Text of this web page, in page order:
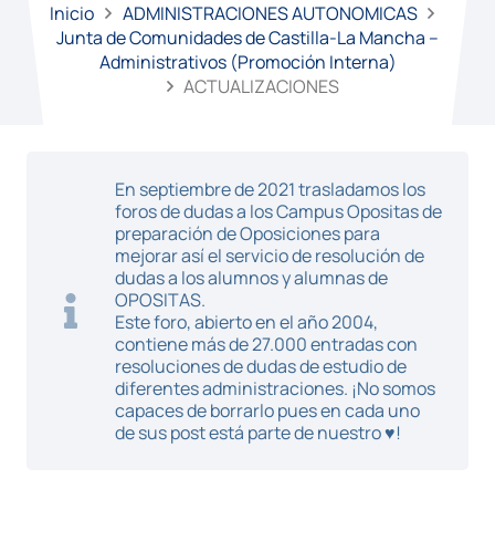
Inicio
ADMINISTRACIONES AUTONOMICAS
Junta de Comunidades de Castilla-La Mancha –
Administrativos (Promoción Interna)
ACTUALIZACIONES
En septiembre de 2021 trasladamos los
foros de dudas a los Campus Opositas de
preparación de Oposiciones para
mejorar así el servicio de resolución de
dudas a los alumnos y alumnas de
OPOSITAS.
Este foro, abierto en el año 2004,
contiene más de 27.000 entradas con
resoluciones de dudas de estudio de
diferentes administraciones. ¡No somos
capaces de borrarlo pues en cada uno
de sus post está parte de nuestro ♥!